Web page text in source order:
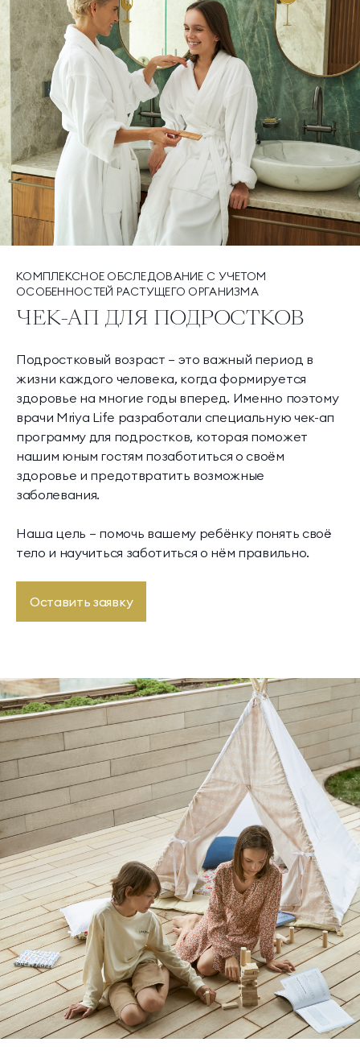
КОМПЛЕКСНОЕ ОБСЛЕДОВАНИЕ С УЧЕТОМ
ОСОБЕННОСТЕЙ РАСТУЩЕГО ОРГАНИЗМА
ЧЕК-АП ДЛЯ ПОДРОСТКОВ
Подростковый возраст — это важный период в
жизни каждого человека, когда формируется
здоровье на многие годы вперед. Именно поэтому
врачи Mriya Life разработали специальную чек-ап
программу для подростков, которая поможет
нашим юным гостям позаботиться о своём
здоровье и предотвратить возможные
заболевания.
Наша цель — помочь вашему ребёнку понять своё
тело и научиться заботиться о нём правильно.
Оставить заявку